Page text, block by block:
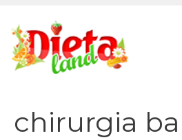
contenuto
chirurgia